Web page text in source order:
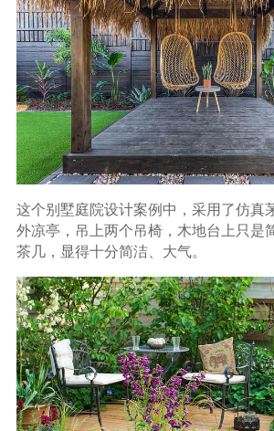
这个别墅庭院设计案例中，采用了仿真
外凉亭，吊上两个吊椅，木地台上只是
茶几，显得十分简洁、大气。